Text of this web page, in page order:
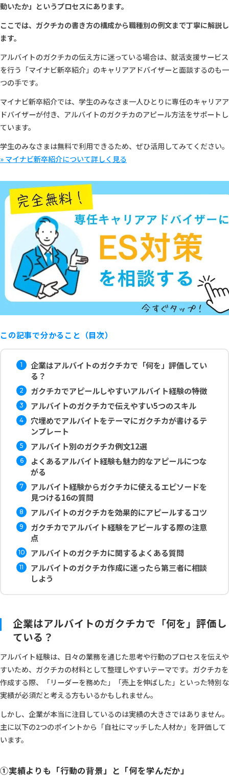
動いたか」というプロセスにあります。
ここでは、ガクチカの書き方の構成から職種別の例文まで丁寧に解説し
ます。
アルバイトのガクチカの伝え方に迷っている場合は、就活支援サービス
を行う「マイナビ新卒紹介」のキャリアアドバイザーと面談するのも一
つの手です。
マイナビ新卒紹介では、学生のみなさま一人ひとりに専任のキャリアア
ドバイザーが付き、アルバイトのガクチカのアピール方法をサポートし
ています。
学生のみなさまは無料で利用できるため、ぜひ活用してみてください。
» マイナビ新卒紹介について詳しく見る
この記事で分かること（目次）
企業はアルバイトのガクチカで「何を」評価してい
る？
ガクチカでアピールしやすいアルバイト経験の特徴
アルバイトのガクチカで伝えやすい5つのスキル
穴埋めでアルバイトをテーマにガクチカが書けるテ
ンプレート
アルバイト別のガクチカ例文12選
よくあるアルバイト経験も魅力的なアピールにつな
がる
アルバイト経験からガクチカに使えるエピソードを
見つける16の質問
アルバイトのガクチカを効果的にアピールするコツ
ガクチカでアルバイト経験をアピールする際の注意
点
アルバイトのガクチカに関するよくある質問
アルバイトのガクチカ作成に迷ったら第三者に相談
しよう
企業はアルバイトのガクチカで「何を」評価し
ている？
アルバイト経験は、日々の業務を通じた思考や行動のプロセスを伝えや
すいため、ガクチカの材料として整理しやすいテーマです。ガクチカを
作成する際、「リーダーを務めた」「売上を伸ばした」といった特別な
実績が必須だと考える方もいるかもしれません。
しかし、企業が本当に注目しているのは実績の大きさではありません。
主に以下の2つのポイントから「自社にマッチした人材か」を評価して
います。
①実績よりも「行動の背景」と「何を学んだか」